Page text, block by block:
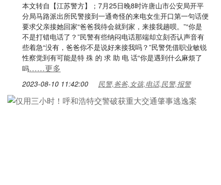
本文转自【江苏警方】；7月25日晚8时许唐山市公安局开平
分局马路派出所民警接到一通奇怪的来电女生开口第一句话便
要求父亲接她回家“爸爸我待会就到家，来接我趟呗。”“你是
不是打错电话了？”民警有些纳闷电话那端却立刻否认声音有
些着急“没有，爸爸你不是说好来接我吗？”民警凭借职业敏锐
性察觉到有可能是特 殊 的 求 助 电 话“你是遇到什么麻烦了
吗……更多
2023-08-10 11:42:00 民警,爸爸,女孩,电话,民警,报警